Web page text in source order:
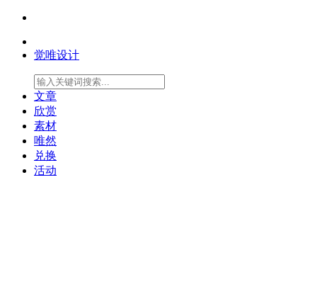
觉唯设计
文章
欣赏
素材
唯然
兑换
活动